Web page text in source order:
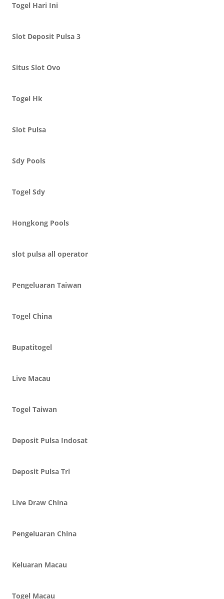
Togel Hari Ini
Slot Deposit Pulsa 3
Situs Slot Ovo
Togel Hk
Slot Pulsa
Sdy Pools
Togel Sdy
Hongkong Pools
slot pulsa all operator
Pengeluaran Taiwan
Togel China
Bupatitogel
Live Macau
Togel Taiwan
Deposit Pulsa Indosat
Deposit Pulsa Tri
Live Draw China
Pengeluaran China
Keluaran Macau
Togel Macau